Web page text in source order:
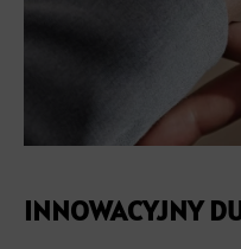
INNOWACYJNY